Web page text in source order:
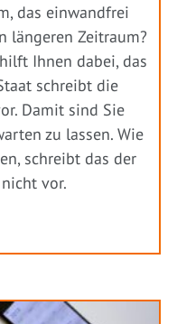
das einwandfrei
längeren Zeitraum?
Ihnen dabei, das
schreibt die
Damit sind Sie
zu lassen. Wie
schreibt das der
vor.